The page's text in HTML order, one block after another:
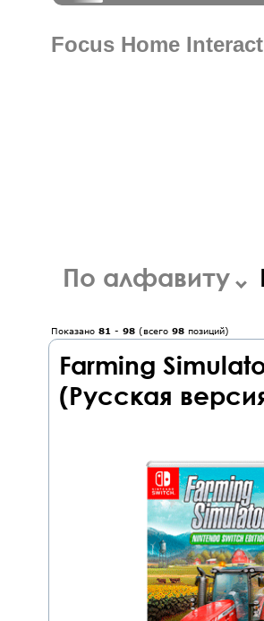
Focus Home
По алфавиту
Показано 81 - 98 (всего 98 позиций)
Farming
(Русская